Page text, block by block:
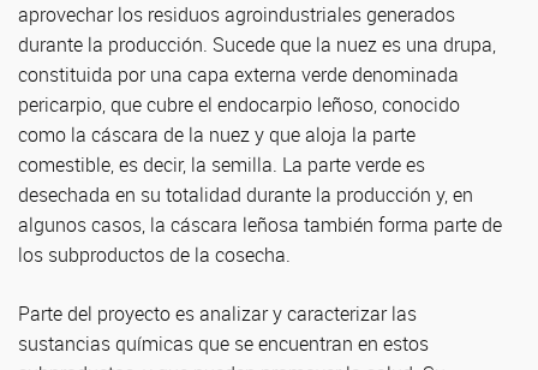
aprovechar los residuos agroindustriales generados
durante la producción. Sucede que la nuez es una drupa,
constituida por una capa externa verde denominada
pericarpio, que cubre el endocarpio leñoso, conocido
como la cáscara de la nuez y que aloja la parte
comestible, es decir, la semilla. La parte verde es
desechada en su totalidad durante la producción y, en
algunos casos, la cáscara leñosa también forma parte de
los subproductos de la cosecha.
Parte del proyecto es analizar y caracterizar las
sustancias químicas que se encuentran en estos